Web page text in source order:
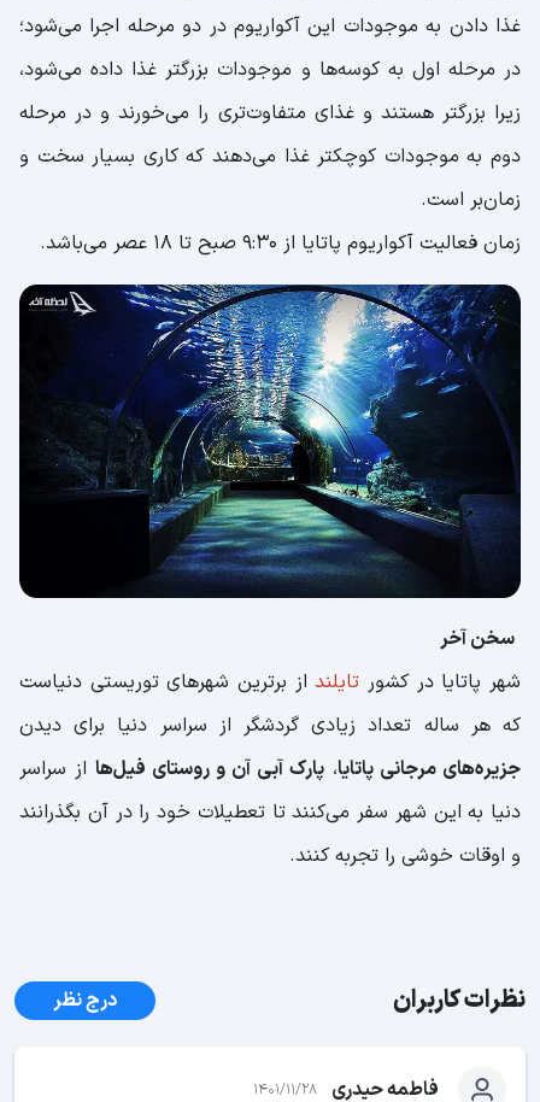
غذا دادن به موجودات این آکواریوم در دو مرحله اجرا می‌شود؛
در مرحله اول به کوسه‌ها و موجودات بزرگتر غذا داده می‌شود،
زیرا بزرگتر هستند و غذای متفاوت‌تری را می‌خورند و در مرحله
دوم به موجودات کوچکتر غذا می‌دهند که کاری بسیار سخت و
زمان‌بر است.
زمان فعالیت آکواریوم پاتایا از 9:30 صبح تا 18 عصر می‌باشد.
سخن آخر
شهر پاتایا در کشور تایلنداز برترین شهرهای توریستی دنیاست
که هر ساله تعداد زیادی گردشگر از سراسر دنیا برای دیدن
جزیره‌های مرجانی پاتایا، پارک آبی آن و روستای فیل‌ها از سراسر
دنیا به این شهر سفر می‌کنند تا تعطیلات خود را در آن بگذرانند
و اوقات خوشی را تجربه کنند.
نظرات کاربران درج نظر
فاطمه حیدری 1401/11/28